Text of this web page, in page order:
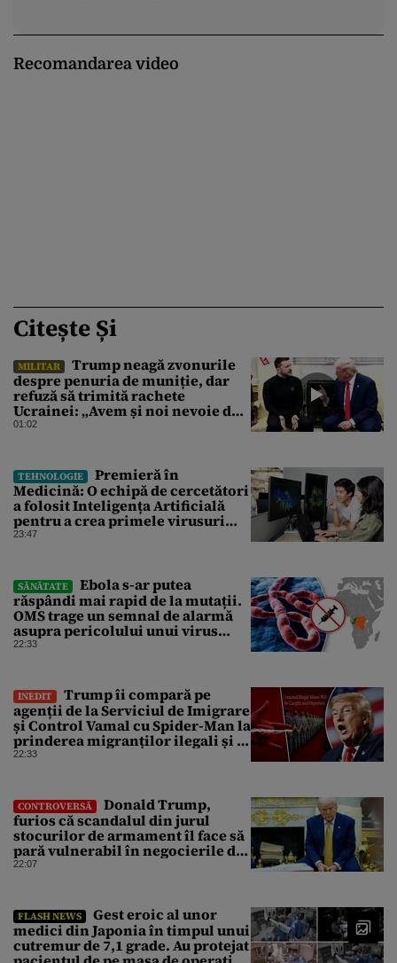
Recomandarea video
Citește Și
MILITAR
Trump neagă zvonurile
despre penuria de muniție, dar
refuză să trimită rachete
Ucrainei: „Avem și noi nevoie de
rachete”
01:02
TEHNOLOGIE
Premieră în
Medicină: O echipă de cercetători
a folosit Inteligența Artificială
pentru a crea primele virusuri
sintetice la tratarea de E.coli
23:47
SĂNĂTATE
Ebola s-ar putea
răspândi mai rapid de la mutații.
OMS trage un semnal de alarmă
asupra pericolului unui virus
pentru care nu există vaccin
22:33
INEDIT
Trump îi compară pe
agenții de la Serviciul de Imigrare
și Control Vamal cu Spider-Man la
prinderea migranților ilegali și a
infractorilor
22:33
CONTROVERSĂ
Donald Trump,
furios că scandalul din jurul
stocurilor de armament îl face să
pară vulnerabil în negocierile de
pace cu Iranul
22:07
FLASH NEWS
Gest eroic al unor
medici din Japonia în timpul unui
cutremur de 7,1 grade. Au protejat